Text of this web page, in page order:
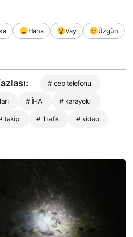
Haha Vay
Üzgün
# cep telefonu
# İHA # karayolu
takip # Trafik # video